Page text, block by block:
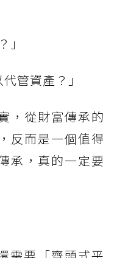
管資產？」
，從財富傳承的
反而是一個值得
承，真的一定要